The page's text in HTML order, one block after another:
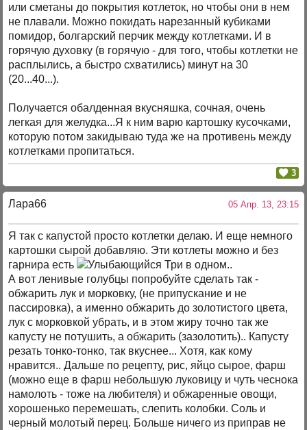
или сметаны до покрытия котлеток, но чтобы они в нем
не плавали. Можно покидать нарезанный кубиками
помидор, болгарский перчик между котлетками. И в
горячую духовку (в горячую - для того, чтобы котлетки не
расплылись, а быстро схватились) минут на 30
(20...40...).
Получается обалденная вкусняшка, сочная, очень
легкая для желудка...Я к ним варю картошку кусочками,
которую потом закидываю туда же на противень между
котлетками пропитаться.
3
Лара66 05 Апр. 13, 23:15
Я так с капустой просто котлетки делаю. И еще немного
картошки сырой добавляю. Эти котлеты можно и без
гарнира есть
Три в одном..
А вот ленивые голубцы попробуйте сделать так -
обжарить лук и морковку, (не припускание и не
пассировка), а именно обжарить до золотистого цвета,
лук с морковкой убрать, и в этом жиру точно так же
капусту не потушить, а обжарить (зазолотить).. Капусту
резать тонко-тонко, так вкуснее... Хотя, как кому
нравится.. Дальше по рецепту, рис, яйцо сырое, фарш
(можно еще в фарш небольшую луковицу и чуть чеснока
намолоть - тоже на любителя) и обжаренные овощи,
хорошенько перемешать, слепить колобки. Соль и
черный молотый перец. Больше ничего из приправ не